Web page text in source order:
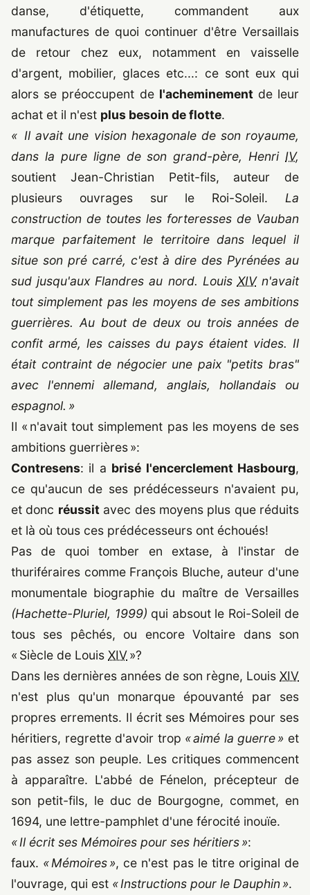
danse, d'étiquette, commandent aux
manufactures de quoi continuer d'être Versaillais
de retour chez eux, notamment en vaisselle
d'argent, mobilier, glaces etc...: ce sont eux qui
alors se préoccupent de l'acheminementde leur
achat et il n'est plus besoin de flotte.
« Il avait une vision hexagonale de son royaume,
dans la pure ligne de son grand-père, Henri IV,
soutient Jean-Christian Petit-fils, auteur de
plusieurs ouvrages sur le Roi-Soleil. La
construction de toutes les forteresses de Vauban
marque parfaitement le territoire dans lequel il
situe son pré carré, c'est à dire des Pyrénées au
sud jusqu'aux Flandres au nord. Louis XIVn'avait
tout simplement pas les moyens de ses ambitions
guerrières. Au bout de deux ou trois années de
confit armé, les caisses du pays étaient vides. Il
était contraint de négocier une paix "petits bras"
avec l'ennemi allemand, anglais, hollandais ou
espagnol. »
Il « n'avait tout simplement pas les moyens de ses
ambitions guerrières »:
Contresens: il a brisé l'encerclement Hasbourg,
ce qu'aucun de ses prédécesseurs n'avaient pu,
et donc réussitavec des moyens plus que réduits
et là où tous ces prédécesseurs ont échoués!
Pas de quoi tomber en extase, à l'instar de
thuriféraires comme François Bluche, auteur d'une
monumentale biographie du maître de Versailles
(Hachette-Pluriel, 1999) qui absout le Roi-Soleil de
tous ses pêchés, ou encore Voltaire dans son
« Siècle de Louis XIV»?
Dans les dernières années de son règne, Louis XIV
n'est plus qu'un monarque épouvanté par ses
propres errements. Il écrit ses Mémoires pour ses
héritiers, regrette d'avoir trop « aimé la guerre » et
pas assez son peuple. Les critiques commencent
à apparaître. L'abbé de Fénelon, précepteur de
son petit-fils, le duc de Bourgogne, commet, en
1694, une lettre-pamphlet d'une férocité inouïe.
« Il écrit ses Mémoires pour ses héritiers »:
faux. « Mémoires », ce n'est pas le titre original de
l'ouvrage, qui est « Instructions pour le Dauphin ».